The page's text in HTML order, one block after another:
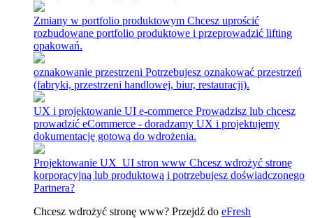
Zmiany w portfolio produktowym Chcesz uprościć
rozbudowane portfolio produktowe i przeprowadzić lifting
opakowań.
oznakowanie przestrzeni Potrzebujesz oznakować przestrzeń
(fabryki, przestrzeni handlowej, biur, restauracji).
UX i projektowanie UI e-commerce Prowadzisz lub chcesz
prowadzić eCommerce - doradzamy UX i projektujemy
dokumentację gotową do wdrożenia.
Projektowanie UX_UI stron www Chcesz wdrożyć stronę
korporacyjną lub produktową i potrzebujesz doświadczonego
Partnera?
Chcesz wdrożyć stronę www? Przejdź do eFresh